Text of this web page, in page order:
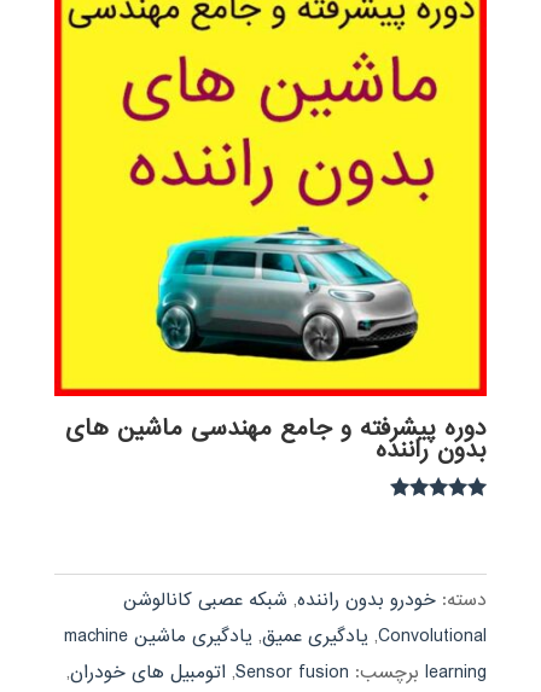
دوره پیشرفته و جامع مهندسی ماشین های
بدون راننده
دسته: خودرو بدون راننده, شبکه عصبی کانالوشن
Convolutional
, یادگیری عمیق,
یادگیری ماشین machine
learning برچسب: Sensor fusion
, اتومبیل های خودران,